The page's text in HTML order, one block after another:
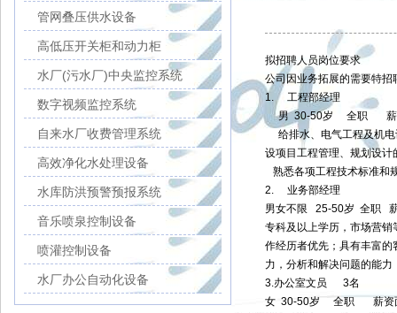
管网叠压供水设备
高低压开关柜和动力柜
水厂(污水厂)中央监控系统
数字视频监控系统
自来水厂收费管理系统
高效净化水处理设备
水库防洪预警预报系统
音乐喷泉控制设备
喷灌控制设备
水厂办公自动化设备
拟招聘人员岗位要求
公司因业务拓展的需要特招
1. 工程部经理
男 30-50岁 全职 薪
给排水、电气工程及机电
设项目工程管理、规划设
熟悉各项工程技术标准和
2. 业务部经理
男女不限 25-50岁 全职
专科及以上学历，市场营
作经历者优先；具有丰富
力，分析和解决问题的能
3.办公室文员 3名
女 30-50岁 全职 薪资